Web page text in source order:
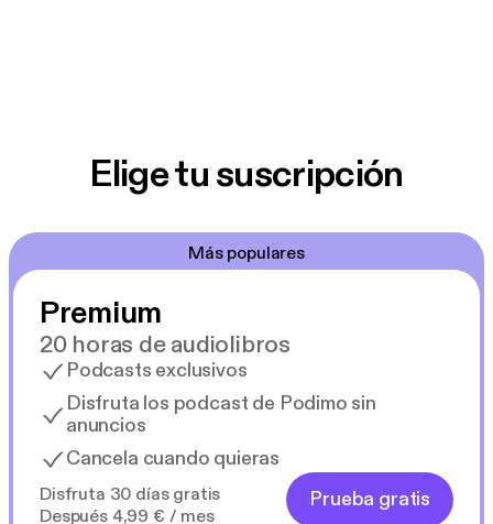
Elige tu suscripción
Más populares
Premium
20 horas de audiolibros
Podcasts exclusivos
Disfruta los podcast de Podimo sin
anuncios
Cancela cuando quieras
Disfruta 30 días gratis
Después 4,99 € / mes
Prueba gratis